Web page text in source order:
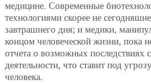
медицине. Современные
технологиями скорее не
завтрашнего дня; и медики,
концом человеческой жизни, пока
отчета о возможных последствиях
деятельности, что ставит под
человека.